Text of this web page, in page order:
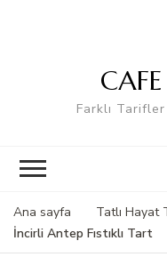
Farklı Tarifler
Ana sayfa Tatlı Hayat
İncirli Antep Fıstıklı Tart